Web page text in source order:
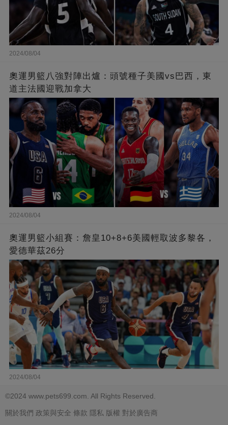
2024/08/04
奧運男籃八強對陣出爐：頭號種子美國vs巴西，東
道主法國迎戰加拿大
2024/08/04
奧運男籃小組賽：詹皇10+8+6美國輕取波多黎各，
愛德華茲26分
2024/08/04
©2024 www.pets699.com. All Rights Reserved.
關於我們 政策與安全 條款 隱私 版權 對於廣告商